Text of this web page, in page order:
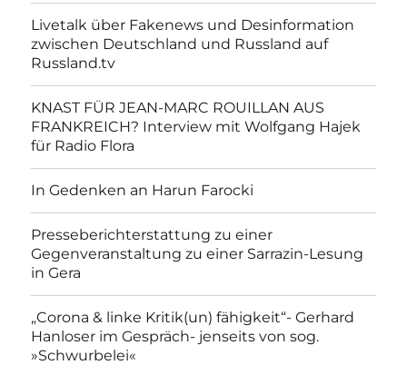
Livetalk über Fakenews und Desinformation
zwischen Deutschland und Russland auf
Russland.tv
KNAST FÜR JEAN-MARC ROUILLAN AUS
FRANKREICH? Interview mit Wolfgang Hajek
für Radio Flora
In Gedenken an Harun Farocki
Presseberichterstattung zu einer
Gegenveranstaltung zu einer Sarrazin-Lesung
in Gera
„Corona & linke Kritik(un) fähigkeit“- Gerhard
Hanloser im Gespräch- jenseits von sog.
»Schwurbelei«